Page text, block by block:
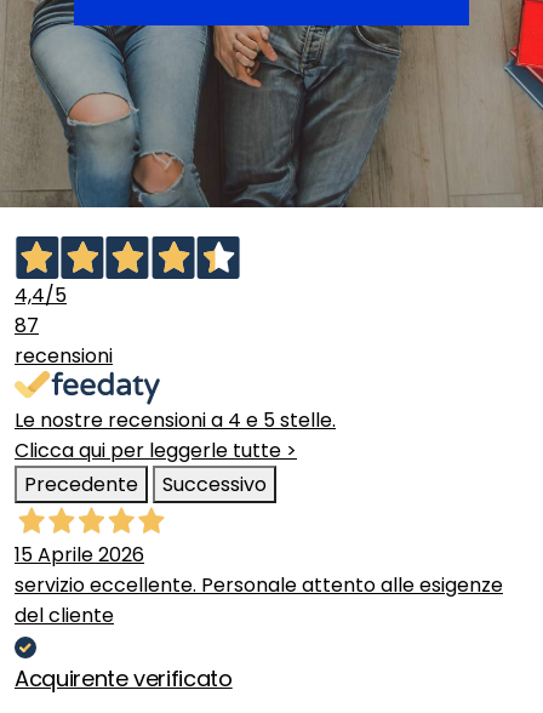
4,4/5
87
recensioni
Le nostre recensioni a 4 e 5 stelle.
Clicca qui per leggerle tutte >
Precedente
Successivo
15 Aprile 2026
servizio eccellente. Personale attento alle esigenze
del cliente
Acquirente verificato